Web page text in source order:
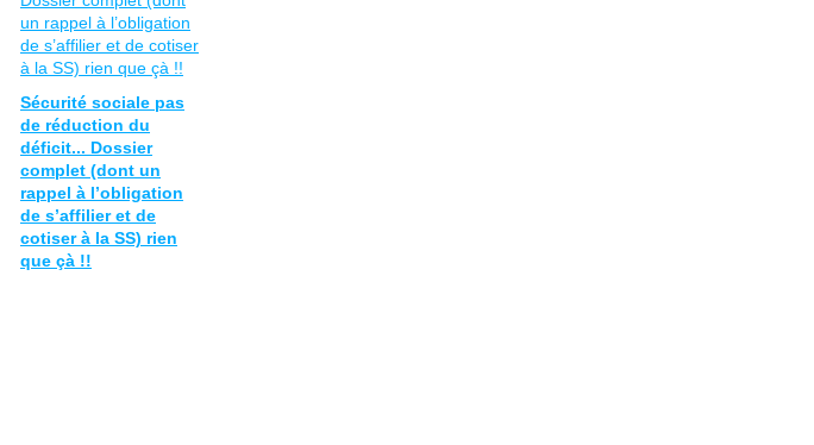
Sécurité sociale pas
de réduction du
déficit... Dossier
complet (dont un
rappel à l’obligation
de s’affilier et de
cotiser à la SS) rien
que çà !!